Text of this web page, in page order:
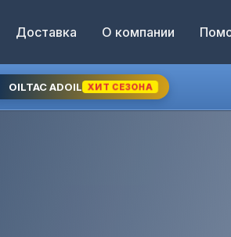
Доставка О компании
OILTAC ADOIL ХИТ СЕЗОНА